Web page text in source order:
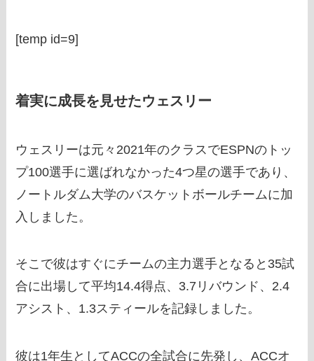
[temp id=9]
着実に成長を見せたウェスリー
ウェスリーは元々2021年のクラスでESPNのトッ
プ100選手に選ばれなかった4つ星の選手であり、
ノートルダム大学のバスケットボールチームに加
入しました。
そこで彼はすぐにチームの主力選手となると35試
合に出場して平均14.4得点、3.7リバウンド、2.4
アシスト、1.3スティールを記録しました。
彼は1年生としてACCの全試合に先発し、ACCオ